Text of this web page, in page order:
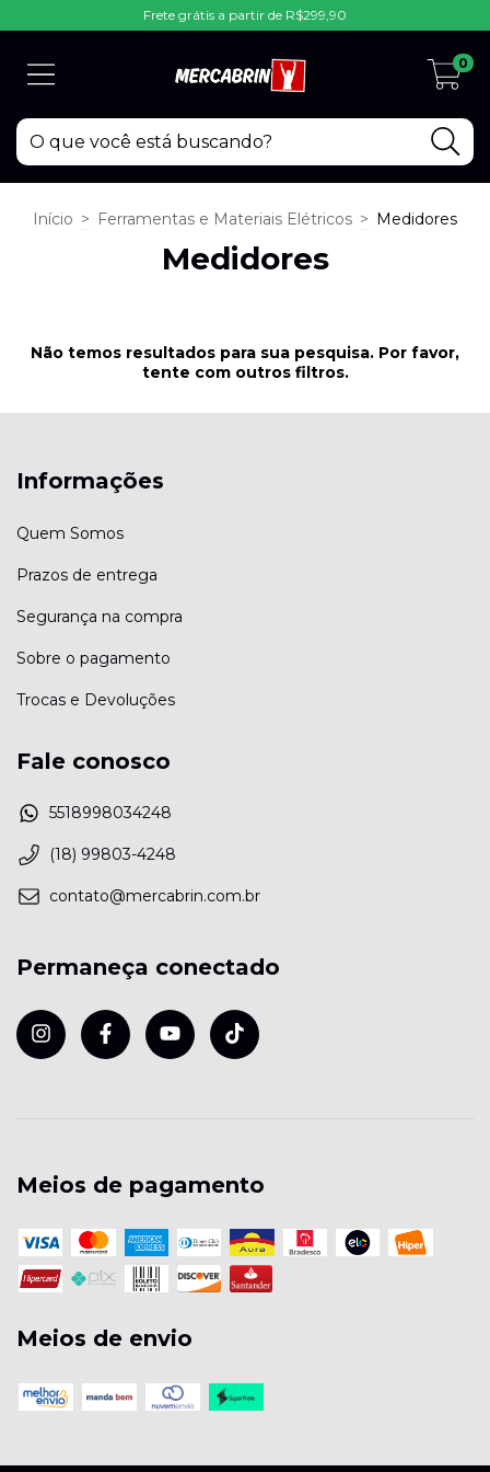
Frete grátis a partir de R$299,90
0
Início > Ferramentas e Materiais Elétricos > Medidores
Medidores
Não temos resultados para sua pesquisa. Por favor,
tente com outros filtros.
Informações
Quem Somos
Prazos de entrega
Segurança na compra
Sobre o pagamento
Trocas e Devoluções
Fale conosco
5518998034248
(18) 99803-4248
contato@mercabrin.com.br
Permaneça conectado
Meios de pagamento
Meios de envio